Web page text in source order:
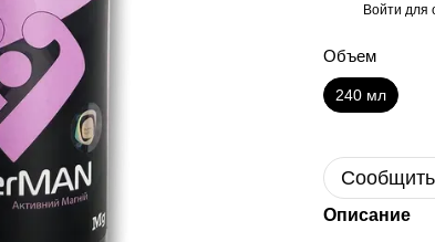
Войти для
Объем
240 мл
Описание